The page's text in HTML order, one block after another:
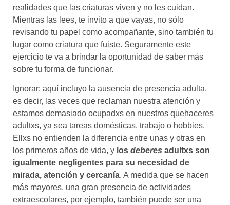
realidades que las criaturas viven y no les cuidan.
Mientras las lees, te invito a que vayas, no sólo
revisando tu papel como acompañante, sino también tu
lugar como criatura que fuiste. Seguramente este
ejercicio te va a brindar la oportunidad de saber más
sobre tu forma de funcionar.
Ignorar: aquí incluyo la ausencia de presencia adulta,
es decir, las veces que reclaman nuestra atención y
estamos demasiado ocupadxs en nuestros quehaceres
adultxs, ya sea tareas domésticas, trabajo o hobbies.
Ellxs no entienden la diferencia entre unas y otras en
los primeros años de vida, y los deberes adultxs son
igualmente negligentes para su necesidad de
mirada, atención y cercanía. A medida que se hacen
más mayores, una gran presencia de actividades
extraescolares, por ejemplo, también puede ser una